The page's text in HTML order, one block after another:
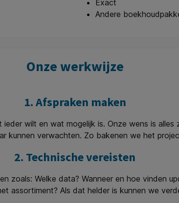
Exact
Andere
Onze werkwijze
1. Afspraken maken
wilt en wat mogelijk is. Onze wens is
kunnen verwachten. Zo bakenen we het
2. Technische vereisten
zoals: Welke data? Wanneer en hoe vinden
assortiment? Als dat helder is kunnen we